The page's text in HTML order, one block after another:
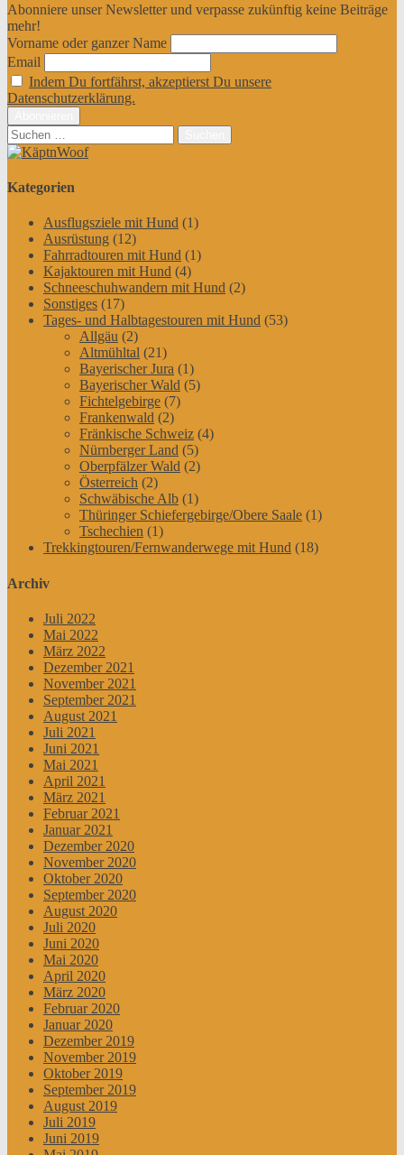
Abonniere unser Newsletter und verpasse zukünftig keine Beiträge
mehr!
Vorname oder ganzer Name
Email
Indem Du fortfährst, akzeptierst Du unsere
Datenschutzerklärung.
Suchen
nach:
Kategorien
Ausflugsziele mit Hund (1)
Ausrüstung (12)
Fahrradtouren mit Hund (1)
Kajaktouren mit Hund (4)
Schneeschuhwandern mit Hund (2)
Sonstiges (17)
Tages- und Halbtagestouren mit Hund (53)
Allgäu (2)
Altmühltal (21)
Bayerischer Jura (1)
Bayerischer Wald (5)
Fichtelgebirge (7)
Frankenwald (2)
Fränkische Schweiz (4)
Nürnberger Land (5)
Oberpfälzer Wald (2)
Österreich (2)
Schwäbische Alb (1)
Thüringer Schiefergebirge/Obere Saale (1)
Tschechien (1)
Trekkingtouren/Fernwanderwege mit Hund (18)
Archiv
Juli 2022
Mai 2022
März 2022
Dezember 2021
November 2021
September 2021
August 2021
Juli 2021
Juni 2021
Mai 2021
April 2021
März 2021
Februar 2021
Januar 2021
Dezember 2020
November 2020
Oktober 2020
September 2020
August 2020
Juli 2020
Juni 2020
Mai 2020
April 2020
März 2020
Februar 2020
Januar 2020
Dezember 2019
November 2019
Oktober 2019
September 2019
August 2019
Juli 2019
Juni 2019